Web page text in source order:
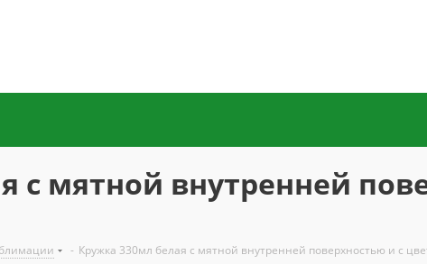
с мятной внутренней
- Кружка 330мл белая с мятной внутренней поверхностью и с